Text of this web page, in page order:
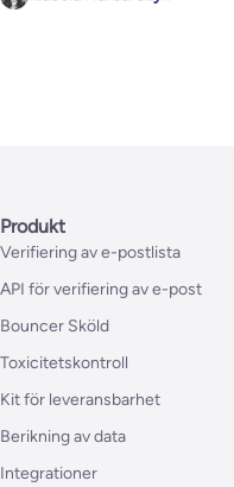
Produkt
Verifiering av e-postlista
API för verifiering av e-post
Bouncer Sköld
Toxicitetskontroll
Kit för leveransbarhet
Berikning av data
Integrationer